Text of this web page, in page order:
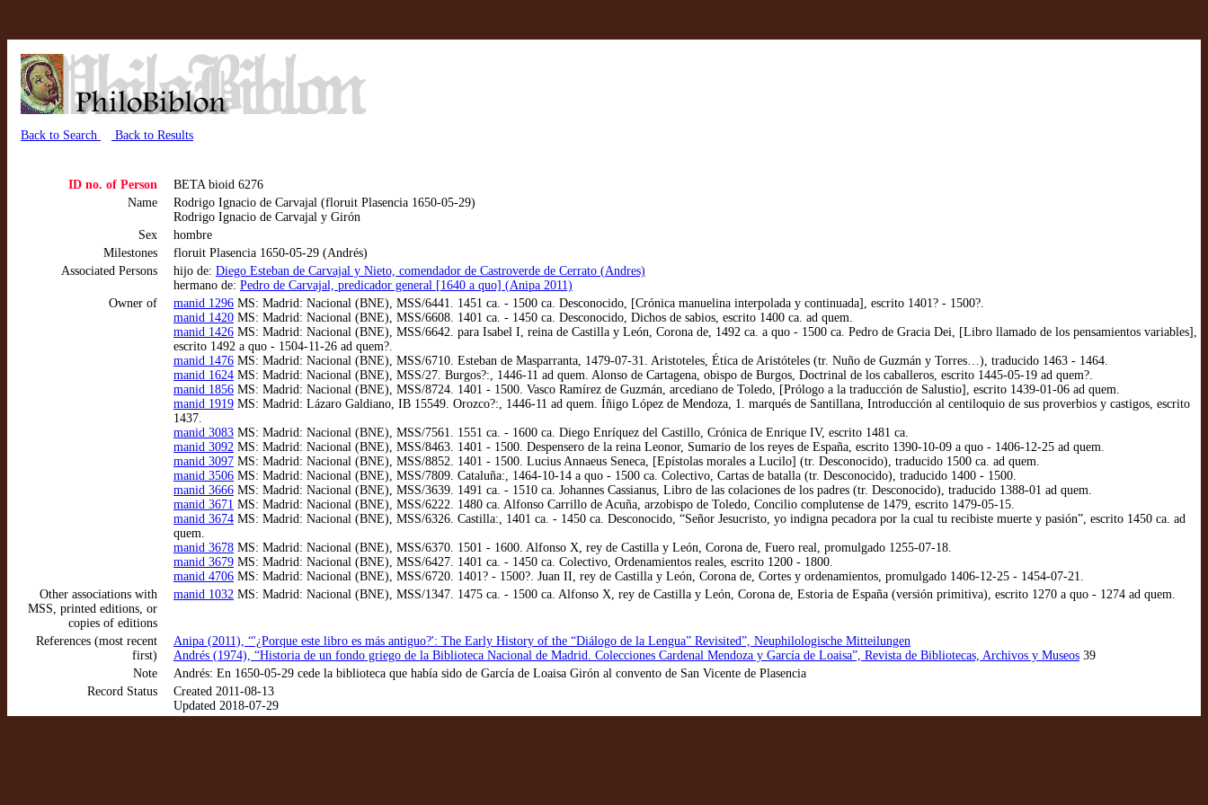
Back to Search Back to Results
ID no. of Person
BETA bioid 6276
Name
Rodrigo Ignacio de Carvajal (floruit Plasencia 1650-05-29)
Rodrigo Ignacio de Carvajal y Girón
Sex
hombre
Milestones
floruit Plasencia 1650-05-29 (Andrés)
Associated Persons
hijo de: Diego Esteban de Carvajal y Nieto, comendador de Castroverde de Cerrato (Andres)
hermano de: Pedro de Carvajal, predicador general [1640 a quo] (Anipa 2011)
Owner of
manid 1296 MS: Madrid: Nacional (BNE), MSS/6441. 1451 ca. - 1500 ca. Desconocido, [Crónica manuelina interpolada y continuada], escrito 1401? - 1500?.
manid 1420 MS: Madrid: Nacional (BNE), MSS/6608. 1401 ca. - 1450 ca. Desconocido, Dichos de sabios, escrito 1400 ca. ad quem.
manid 1426 MS: Madrid: Nacional (BNE), MSS/6642. para Isabel I, reina de Castilla y León, Corona de, 1492 ca. a quo - 1500 ca. Pedro de Gracia Dei, [Libro llamado de los pensamientos variables],
escrito 1492 a quo - 1504-11-26 ad quem?.
manid 1476 MS: Madrid: Nacional (BNE), MSS/6710. Esteban de Masparranta, 1479-07-31. Aristoteles, Ética de Aristóteles (tr. Nuño de Guzmán y Torres…), traducido 1463 - 1464.
manid 1624 MS: Madrid: Nacional (BNE), MSS/27. Burgos?:, 1446-11 ad quem. Alonso de Cartagena, obispo de Burgos, Doctrinal de los caballeros, escrito 1445-05-19 ad quem?.
manid 1856 MS: Madrid: Nacional (BNE), MSS/8724. 1401 - 1500. Vasco Ramírez de Guzmán, arcediano de Toledo, [Prólogo a la traducción de Salustio], escrito 1439-01-06 ad quem.
manid 1919 MS: Madrid: Lázaro Galdiano, IB 15549. Orozco?:, 1446-11 ad quem. Íñigo López de Mendoza, 1. marqués de Santillana, Introducción al centiloquio de sus proverbios y castigos, escrito
1437.
manid 3083 MS: Madrid: Nacional (BNE), MSS/7561. 1551 ca. - 1600 ca. Diego Enríquez del Castillo, Crónica de Enrique IV, escrito 1481 ca.
manid 3092 MS: Madrid: Nacional (BNE), MSS/8463. 1401 - 1500. Despensero de la reina Leonor, Sumario de los reyes de España, escrito 1390-10-09 a quo - 1406-12-25 ad quem.
manid 3097 MS: Madrid: Nacional (BNE), MSS/8852. 1401 - 1500. Lucius Annaeus Seneca, [Epístolas morales a Lucilo] (tr. Desconocido), traducido 1500 ca. ad quem.
manid 3506 MS: Madrid: Nacional (BNE), MSS/7809. Cataluña:, 1464-10-14 a quo - 1500 ca. Colectivo, Cartas de batalla (tr. Desconocido), traducido 1400 - 1500.
manid 3666 MS: Madrid: Nacional (BNE), MSS/3639. 1491 ca. - 1510 ca. Johannes Cassianus, Libro de las colaciones de los padres (tr. Desconocido), traducido 1388-01 ad quem.
manid 3671 MS: Madrid: Nacional (BNE), MSS/6222. 1480 ca. Alfonso Carrillo de Acuña, arzobispo de Toledo, Concilio complutense de 1479, escrito 1479-05-15.
manid 3674 MS: Madrid: Nacional (BNE), MSS/6326. Castilla:, 1401 ca. - 1450 ca. Desconocido, “Señor Jesucristo, yo indigna pecadora por la cual tu recibiste muerte y pasión”, escrito 1450 ca. ad
quem.
manid 3678 MS: Madrid: Nacional (BNE), MSS/6370. 1501 - 1600. Alfonso X, rey de Castilla y León, Corona de, Fuero real, promulgado 1255-07-18.
manid 3679 MS: Madrid: Nacional (BNE), MSS/6427. 1401 ca. - 1450 ca. Colectivo, Ordenamientos reales, escrito 1200 - 1800.
manid 4706 MS: Madrid: Nacional (BNE), MSS/6720. 1401? - 1500?. Juan II, rey de Castilla y León, Corona de, Cortes y ordenamientos, promulgado 1406-12-25 - 1454-07-21.
Other associations with
MSS, printed editions, or
copies of editions
manid 1032 MS: Madrid: Nacional (BNE), MSS/1347. 1475 ca. - 1500 ca. Alfonso X, rey de Castilla y León, Corona de, Estoria de España (versión primitiva), escrito 1270 a quo - 1274 ad quem.
References (most recent
first)
Anipa (2011), “'¿Porque este libro es más antiguo?': The Early History of the “Diálogo de la Lengua” Revisited”, Neuphilologische Mitteilungen
Andrés (1974), “Historia de un fondo griego de la Biblioteca Nacional de Madrid. Colecciones Cardenal Mendoza y García de Loaisa”, Revista de Bibliotecas, Archivos y Museos 39
Note
Andrés: En 1650-05-29 cede la biblioteca que había sido de García de Loaisa Girón al convento de San Vicente de Plasencia
Record Status
Created 2011-08-13
Updated 2018-07-29